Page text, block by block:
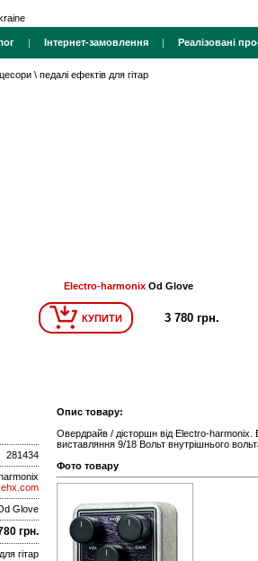
| Інтернет-замовлення | Реалізовані
\ педалі ефектів для гітар
Electro-harmonix Od Glove
КУПИТИ 3 780 грн.
281434
ehx.com
Glove
грн.
гітар
Опис товару:
Овердрайв / дісторшн від Electro-harmonix.
виставляння 9/18 Вольт внутрішнього
Фото товару